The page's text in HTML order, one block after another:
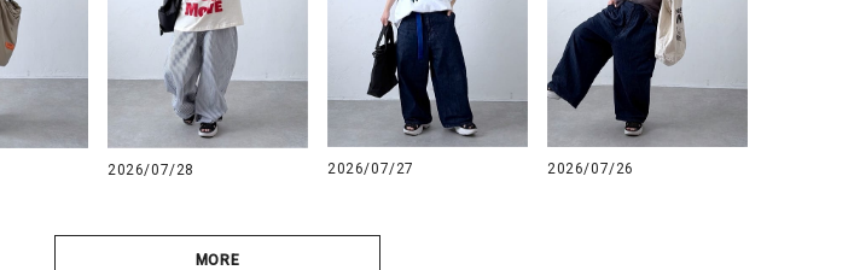
2026/07/28 2026/07/27 2026/07/26
MORE